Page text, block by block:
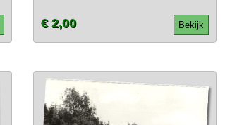
Bekijk
€ 2,00